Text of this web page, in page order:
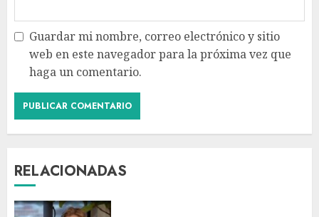
Guardar mi nombre, correo electrónico y sitio
web en este navegador para la próxima vez que
haga un comentario.
RELACIONADAS